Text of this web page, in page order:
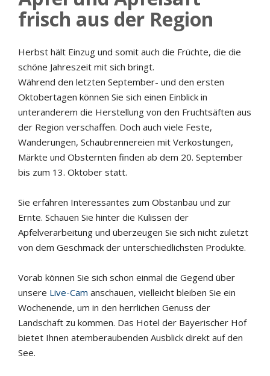
frisch aus der Region
Herbst hält Einzug und somit auch die Früchte, die die
schöne Jahreszeit mit sich bringt.
Während den letzten September- und den ersten
Oktobertagen können Sie sich einen Einblick in
unteranderem die Herstellung von den Fruchtsäften aus
der Region verschaffen. Doch auch viele Feste,
Wanderungen, Schaubrennereien mit Verkostungen,
Märkte und Obsternten finden ab dem 20. September
bis zum 13. Oktober statt.
Sie erfahren Interessantes zum Obstanbau und zur
Ernte. Schauen Sie hinter die Kulissen der
Apfelverarbeitung und überzeugen Sie sich nicht zuletzt
von dem Geschmack der unterschiedlichsten Produkte.
Vorab können Sie sich schon einmal die Gegend über
unsere Live-Cam anschauen, vielleicht bleiben Sie ein
Wochenende, um in den herrlichen Genuss der
Landschaft zu kommen. Das Hotel der Bayerischer Hof
bietet Ihnen atemberaubenden Ausblick direkt auf den
See.